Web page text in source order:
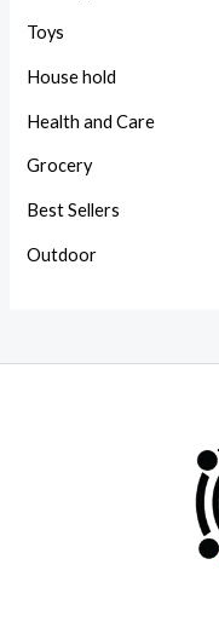
Toys
House hold
Health and Care
Grocery
Best Sellers
Outdoor